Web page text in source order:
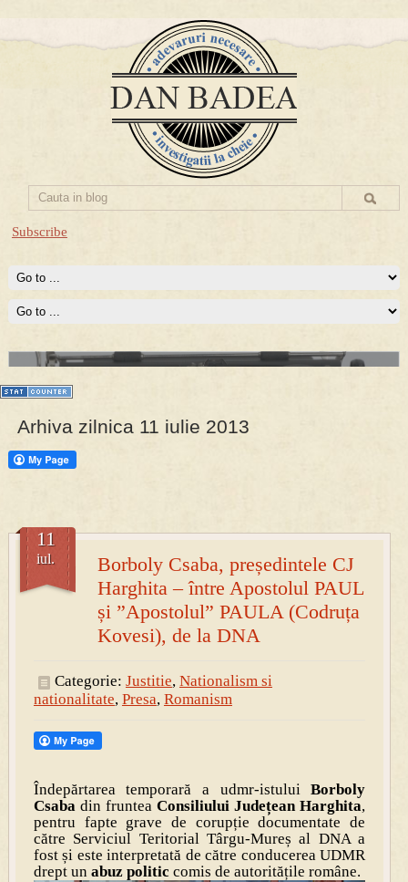
Subscribe
PRESA
Permise pentru vânătoarea de porci în costume, cu gulere albe
Prima mea carte publicata (Nemira)
Averea Presedintelui: prima lucrare despre controversatele
conturi secrete ale Securitatii.
Arhiva zilnica 11 iulie 2013
Borboly Csaba, președintele CJ
Harghita – între Apostolul PAUL
și ”Apostolul” PAULA (Codruța
Kovesi), de la DNA
11
iul.
Categorie: Justitie, Nationalism si
nationalitate, Presa, Romanism
Îndepărtarea temporară a udmr-istuluiBorboly
Csabadin frunteaConsiliului Județean Harghita,
pentru fapte grave de corupție documentate de
către Serviciul Teritorial Târgu-Mureș al DNA a
fost și este interpretată de către conducerea UDMR
drept un abuz politic comis de autoritățile române.